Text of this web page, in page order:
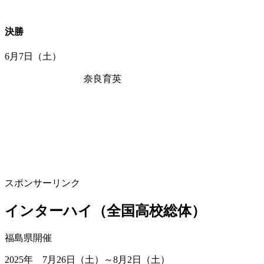
決勝
6月7日（土）
奈良育英
スポンサーリンク
インターハイ（全国高校総体）
福島県開催
2025年 7月26日（土）～8月2日（土）